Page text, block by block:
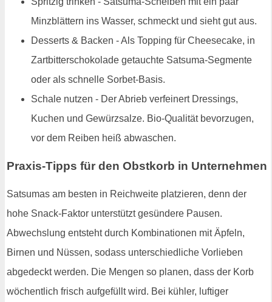
Minzblättern ins Wasser, schmeckt und sieht gut aus.
Desserts & Backen - Als Topping für Cheesecake, in
Zartbitterschokolade getauchte Satsuma-Segmente
oder als schnelle Sorbet-Basis.
Schale nutzen - Der Abrieb verfeinert Dressings,
Kuchen und Gewürzsalze. Bio-Qualität bevorzugen,
vor dem Reiben heiß abwaschen.
Praxis-Tipps für den Obstkorb in Unternehmen
Satsumas am besten in Reichweite platzieren, denn der
hohe Snack-Faktor unterstützt gesündere Pausen.
Abwechslung entsteht durch Kombinationen mit Äpfeln,
Birnen und Nüssen, sodass unterschiedliche Vorlieben
abgedeckt werden. Die Mengen so planen, dass der Korb
wöchentlich frisch aufgefüllt wird. Bei kühler, luftiger